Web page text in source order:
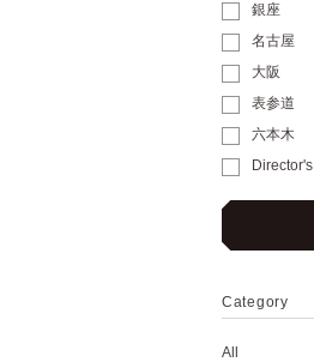
銀座
名古屋
大阪
表参道
六本木
Director's
Category
All